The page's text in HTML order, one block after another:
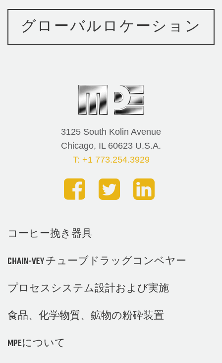
グローバルロケーション
3125 South Kolin Avenue
Chicago, IL 60623 U.S.A.
T: +1 773.254.3929
コーヒー挽き器具
CHAIN-VEY チューブドラッグコンベヤー
プロセスシステム設計および実施
食品、化学物質、鉱物の粉砕装置
MPEについて